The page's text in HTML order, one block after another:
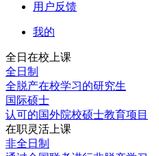
用户反馈
我的
全日在校上课
全日制
全脱产在校学习的研究生
国际硕士
认可的国外院校硕士教育项目
在职灵活上课
非全日制